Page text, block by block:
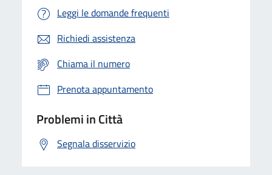
Leggi le domande frequenti
Richiedi assistenza
Chiama il numero
Prenota appuntamento
Problemi in Città
Segnala disservizio